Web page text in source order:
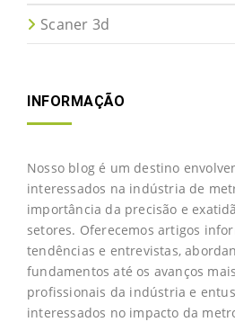
Scaner 3d
INFORMAÇÃO
Nosso blog é um destino
interessados na indústria de
importância da precisão e
setores. Oferecemos artigos
tendências e entrevistas,
fundamentos até os avanços
profissionais da indústria e
interessados no impacto da